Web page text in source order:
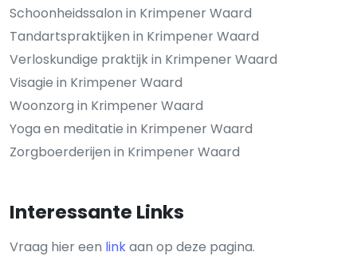
Schoonheidssalon in Krimpener Waard
Tandartspraktijken in Krimpener Waard
Verloskundige praktijk in Krimpener Waard
Visagie in Krimpener Waard
Woonzorg in Krimpener Waard
Yoga en meditatie in Krimpener Waard
Zorgboerderijen in Krimpener Waard
Interessante Links
Vraag hier een linkaan op deze pagina.